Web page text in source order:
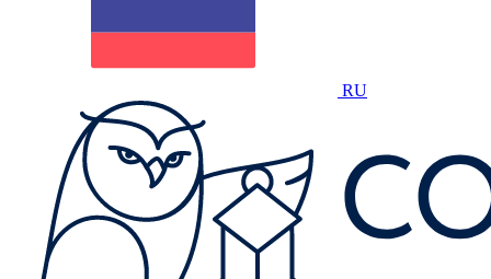
RU